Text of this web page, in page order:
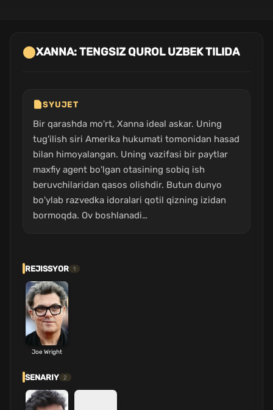
XANNA: TENGSIZ QUROL UZBEK TILIDA
SYUJET
Bir qarashda mo'rt, Xanna ideal askar. Uning
tug'ilish siri Amerika hukumati tomonidan hasad
bilan himoyalangan. Uning vazifasi bir paytlar
maxfiy agent bo'lgan otasining sobiq ish
beruvchilaridan qasos olishdir. Butun dunyo
bo'ylab razvedka idoralari qotil qizning izidan
bormoqda. Ov boshlanadi…
REJISSYOR 1
Joe Wright
SENARIY 2